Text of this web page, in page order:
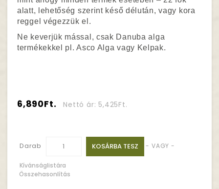
alatt, lehetőség szerint késő délután, vagy kora
reggel végezzük el.
Ne keverjük mással, csak Danuba alga
termékekkel pl. Asco Alga vagy Kelpak.
6,890Ft. Nettó ár: 5,425Ft.
Darab KOSÁRBA TESZ - VAGY -
Kívánságlistára
Összehasonlítás